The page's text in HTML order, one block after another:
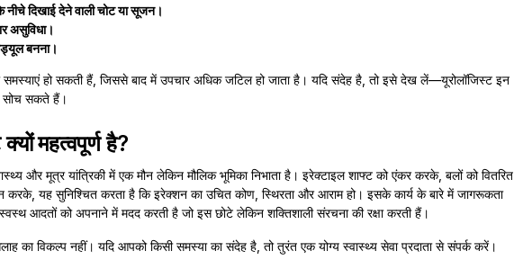
नीचे दिखाई देने वाली चोट या सूजन।
असुविधा।
बनना।
समस्याएं हो सकती हैं, जिससे बाद में उपचार अधिक जटिल हो जाता है। यदि संदेह है, तो इसे देख लें—यूरोलॉजिस्ट इन
सोच सकते हैं।
महत्वपूर्ण है?
और मूत्र यांत्रिकी में एक मौन लेकिन मौलिक भूमिका निभाता है। इरेक्टाइल शाफ्ट को एंकर करके, बलों को वितरित
करके, यह सुनिश्चित करता है कि इरेक्शन का उचित कोण, स्थिरता और आराम हो। इसके कार्य के बारे में जागरूकता
आदतों को अपनाने में मदद करती है जो इस छोटे लेकिन शक्तिशाली संरचना की रक्षा करती हैं।
विकल्प नहीं। यदि आपको किसी समस्या का संदेह है, तो तुरंत एक योग्य स्वास्थ्य सेवा प्रदाता से संपर्क करें।